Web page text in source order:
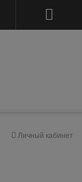
Личный кабинет